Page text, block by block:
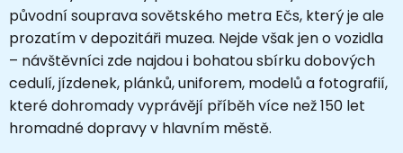
původní souprava sovětského metra Ečs, který je ale
prozatím v depozitáři muzea. Nejde však jen o vozidla
– návštěvníci zde najdou i bohatou sbírku dobových
cedulí, jízdenek, plánků, uniforem, modelů a fotografií,
které dohromady vyprávějí příběh více než 150 let
hromadné dopravy v hlavním městě.